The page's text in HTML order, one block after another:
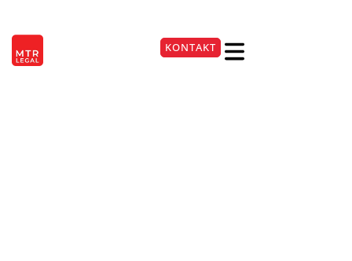
+49 7531 9454740 KONTAKT
Markenrecht
Rechtsanwälte